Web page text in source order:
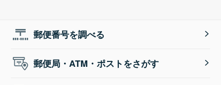
郵便番号を調べる
郵便局・ATM・ポストをさがす